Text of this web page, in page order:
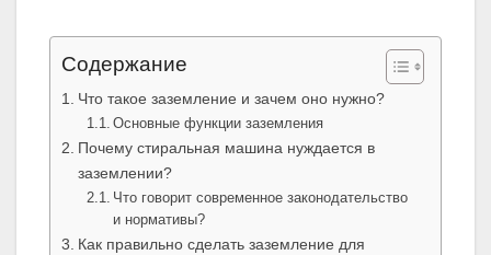
Содержание
Что такое заземление и зачем оно нужно?
Основные функции заземления
Почему стиральная машина нуждается в
заземлении?
Что говорит современное законодательство
и нормативы?
Как правильно сделать заземление для